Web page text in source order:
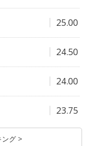
25.00
24.50
24.00
23.75
ング >